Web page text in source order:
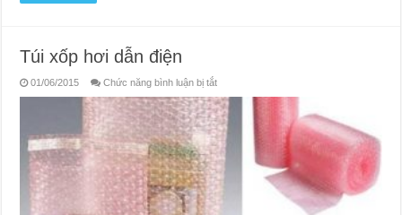
Túi xốp hơi dẫn điện
01/06/2015 Chức năng bình luận bị tắtở
xốp
hơi
dẫn
điện